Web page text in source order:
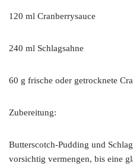
120 ml Cranberrysauce
240 ml Schlagsahne
60 g frische oder getrocknete
Zubereitung:
Butterscotch-Pudding und
vorsichtig vermengen, bis eine